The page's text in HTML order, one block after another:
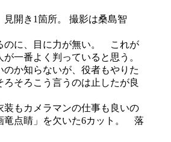
見開き1箇所。 撮影は桑島智
のに、目に力が無い。 これが
一番よく判っていると思う。
のか知らないが、役者もやりた
ろそろこう言うのは止したが良
装もカメラマンの仕事も良いの
竜点睛」を欠いた6カット。 落